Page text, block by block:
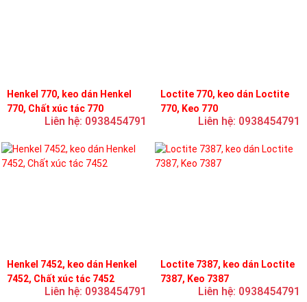
Henkel 770, keo dán Henkel
770, Chất xúc tác 770
Liên hệ: 0938454791
Loctite 770, keo dán Loctite
770, Keo 770
Liên hệ: 0938454791
Henkel 7452, keo dán Henkel
7452, Chất xúc tác 7452
Liên hệ: 0938454791
Loctite 7387, keo dán Loctite
7387, Keo 7387
Liên hệ: 0938454791